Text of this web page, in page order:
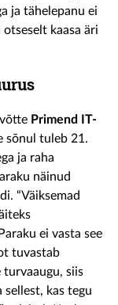
ja tähelepanu ei
kaasa äri
Primend IT-
sõnul tuleb 21.
ja raha
näinud
“Väiksemad
ei vasta see
tuvastab
turvaaugu, siis
sellest, kas tegu